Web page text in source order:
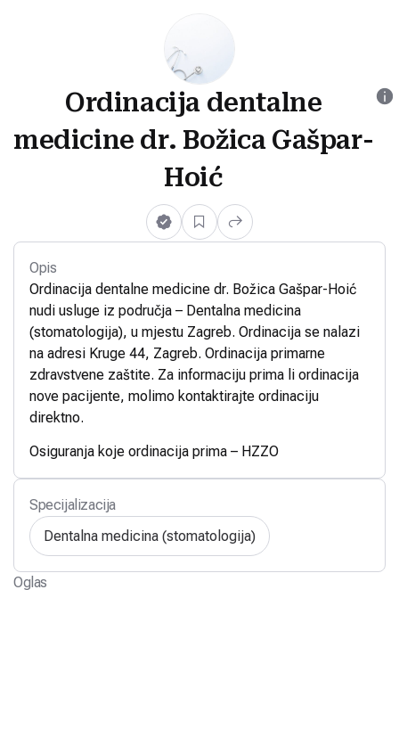
Ordinacija dentalne
medicine dr. Božica Gašpar-
Hoić
Opis
Ordinacija dentalne medicine dr. Božica Gašpar-Hoić
nudi usluge iz područja – Dentalna medicina
(stomatologija), u mjestu Zagreb. Ordinacija se nalazi
na adresi Kruge 44, Zagreb. Ordinacija primarne
zdravstvene zaštite. Za informaciju prima li ordinacija
nove pacijente, molimo kontaktirajte ordinaciju
direktno.
Osiguranja koje ordinacija prima – HZZO
Specijalizacija
Dentalna medicina (stomatologija)
Oglas